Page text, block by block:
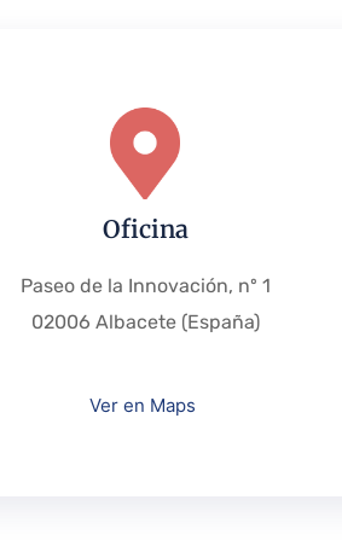
Oficina
Paseo de la Innovación, nº 1
02006 Albacete (España)
Ver en Maps